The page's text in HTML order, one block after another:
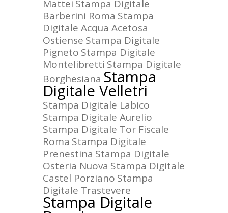
Mattei Stampa Digitale
Barberini Roma Stampa
Digitale Acqua Acetosa
Ostiense Stampa Digitale
Pigneto Stampa Digitale
Montelibretti Stampa Digitale
Borghesiana Stampa
Digitale Velletri
Stampa Digitale Labico
Stampa Digitale Aurelio
Stampa Digitale Tor Fiscale
Roma Stampa Digitale
Prenestina Stampa Digitale
Osteria Nuova Stampa Digitale
Castel Porziano Stampa
Digitale Trastevere
Stampa Digitale